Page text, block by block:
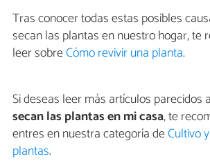
Tras conocer todas estas posibles
secan las plantas en nuestro hogar, te
leer sobreCómo revivir una planta.
Si deseas leer más artículos parecidos a
secan las plantas en mi casa, te
entres en nuestra categoría deCultivo
plantas.